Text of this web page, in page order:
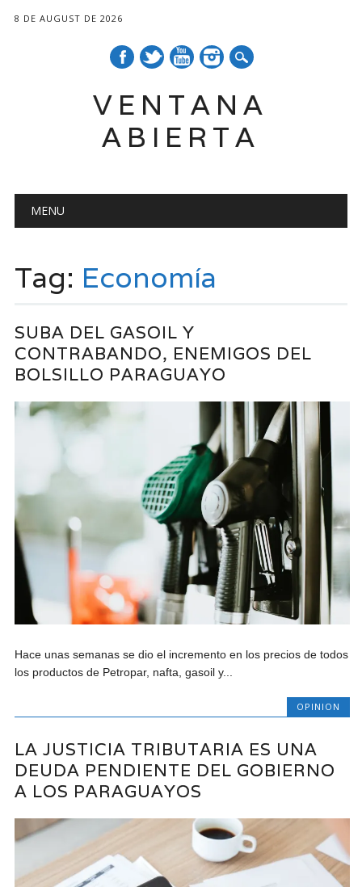
8 DE AUGUST DE 2026
VENTANA
ABIERTA
Main menu
MENU
Tag: Economía
SUBA DEL GASOIL Y
CONTRABANDO, ENEMIGOS DEL
BOLSILLO PARAGUAYO
Hace unas semanas se dio el incremento en los precios de todos
los productos de Petropar, nafta, gasoil y...
OPINION
LA JUSTICIA TRIBUTARIA ES UNA
DEUDA PENDIENTE DEL GOBIERNO
A LOS PARAGUAYOS